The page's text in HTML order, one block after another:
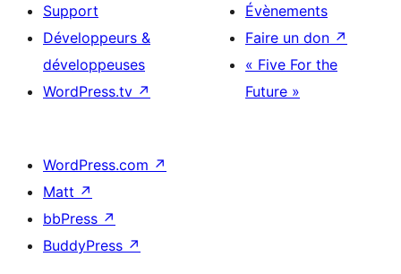
Support
Développeurs &
développeuses
WordPress.tv ↗
Évènements
Faire un don ↗
« Five For the
Future »
WordPress.com ↗
Matt ↗
bbPress ↗
BuddyPress ↗